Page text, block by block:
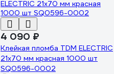
4 090 ₽
Клейкая пломба TDM ELECTRIC
21x70 мм красная 1000 шт
SQ0596-0002